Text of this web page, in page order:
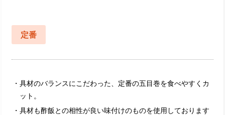
定番
・具材のバランスにこだわった、定番の五目巻を食べやすくカ
ット。
・具材も酢飯との相性が良い味付けのものを使用しております